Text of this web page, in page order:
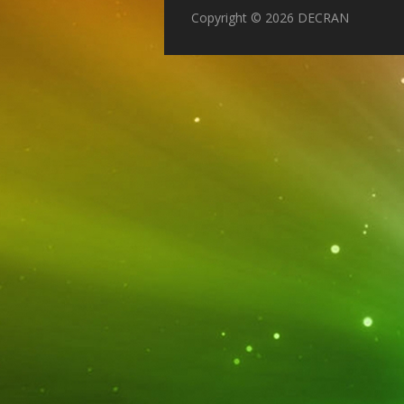
Copyright © 2026 DECRAN